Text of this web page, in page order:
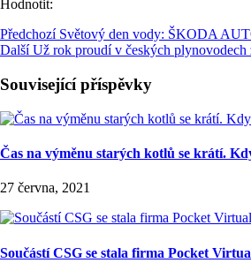
Hodnotit:
Předchozí Světový den vody: ŠKODA
Další Už rok proudí v českých
Související příspěvky
Čas na výměnu starých kotlů se krátí.
27 června, 2021
Součástí CSG se stala firma Pocket